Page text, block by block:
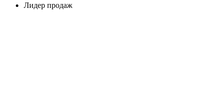
Лидер продаж